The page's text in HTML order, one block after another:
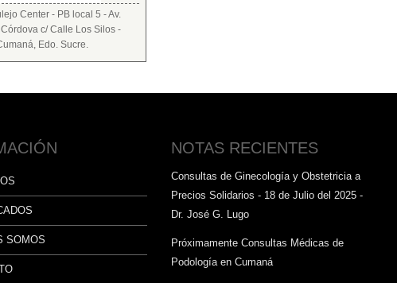
Center - PB local 5 - Av.
c/ Calle Los Silos -
Edo. Sucre.
SOMOS
NOTAS RECIENTES
Consultas de Ginecología y Obstetricia a
Precios Solidarios - 18 de Julio del 2025 -
Dr. José G. Lugo
Próximamente Consultas Médicas de
Podología en Cumaná